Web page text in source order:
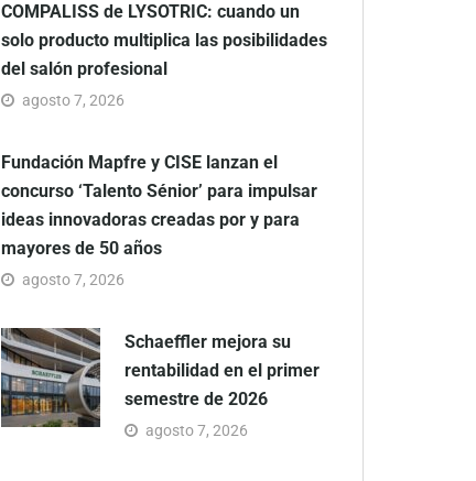
COMPALISS de LYSOTRIC: cuando un
solo producto multiplica las posibilidades
del salón profesional
agosto 7, 2026
Fundación Mapfre y CISE lanzan el
concurso ‘Talento Sénior’ para impulsar
ideas innovadoras creadas por y para
mayores de 50 años
agosto 7, 2026
Schaeffler mejora su
rentabilidad en el primer
semestre de 2026
agosto 7, 2026